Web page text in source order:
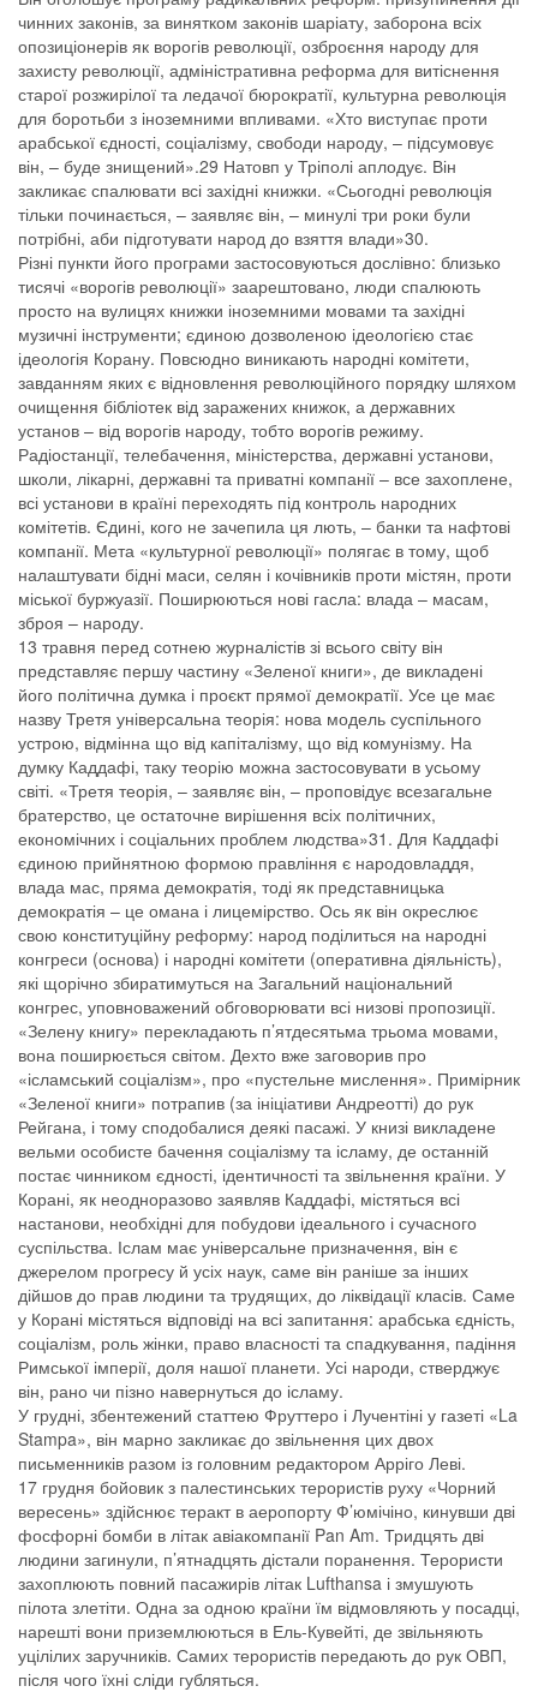
чинних законів, за винятком законів шаріату, заборона всіх
опозиціонерів як ворогів революції, озброєння народу для
захисту революції, адміністративна реформа для витіснення
старої розжирілої та ледачої бюрократії, культурна революція
для боротьби з іноземними впливами. «Хто виступає проти
арабської єдності, соціалізму, свободи народу, – підсумовує
він, – буде знищений».29 Натовп у Тріполі аплодує. Він
закликає спалювати всі західні книжки. «Сьогодні революція
тільки починається, – заявляє він, – минулі три роки були
потрібні, аби підготувати народ до взяття влади»30.
Різні пункти його програми застосовуються дослівно: близько
тисячі «ворогів революції» заарештовано, люди спалюють
просто на вулицях книжки іноземними мовами та західні
музичні інструменти; єдиною дозволеною ідеологією стає
ідеологія Корану. Повсюдно виникають народні комітети,
завданням яких є відновлення революційного порядку шляхом
очищення бібліотек від заражених книжок, а державних
установ – від ворогів народу, тобто ворогів режиму.
Радіостанції, телебачення, міністерства, державні установи,
школи, лікарні, державні та приватні компанії – все захоплене,
всі установи в країні переходять під контроль народних
комітетів. Єдині, кого не зачепила ця лють, – банки та нафтові
компанії. Мета «культурної революції» полягає в тому, щоб
налаштувати бідні маси, селян і кочівників проти містян, проти
міської буржуазії. Поширюються нові гасла: влада – масам,
зброя – народу.
13 травня перед сотнею журналістів зі всього світу він
представляє першу частину «Зеленої книги», де викладені
його політична думка і проєкт прямої демократії. Усе це має
назву Третя універсальна теорія: нова модель суспільного
устрою, відмінна що від капіталізму, що від комунізму. На
думку Каддафі, таку теорію можна застосовувати в усьому
світі. «Третя теорія, – заявляє він, – проповідує всезагальне
братерство, це остаточне вирішення всіх політичних,
економічних і соціальних проблем людства»31. Для Каддафі
єдиною прийнятною формою правління є народовладдя,
влада мас, пряма демократія, тоді як представницька
демократія – це омана і лицемірство. Ось як він окреслює
свою конституційну реформу: народ поділиться на народні
конгреси (основа) і народні комітети (оперативна діяльність),
які щорічно збиратимуться на Загальний національний
конгрес, уповноважений обговорювати всі низові пропозиції.
«Зелену книгу» перекладають п’ятдесятьма трьома мовами,
вона поширюється світом. Дехто вже заговорив про
«ісламський соціалізм», про «пустельне мислення». Примірник
«Зеленої книги» потрапив (за ініціативи Андреотті) до рук
Рейгана, і тому сподобалися деякі пасажі. У книзі викладене
вельми особисте бачення соціалізму та ісламу, де останній
постає чинником єдності, ідентичності та звільнення країни. У
Корані, як неодноразово заявляв Каддафі, містяться всі
настанови, необхідні для побудови ідеального і сучасного
суспільства. Іслам має універсальне призначення, він є
джерелом прогресу й усіх наук, саме він раніше за інших
дійшов до прав людини та трудящих, до ліквідації класів. Саме
у Корані містяться відповіді на всі запитання: арабська єдність,
соціалізм, роль жінки, право власності та спадкування, падіння
Римської імперії, доля нашої планети. Усі народи, стверджує
він, рано чи пізно навернуться до ісламу.
У грудні, збентежений статтею Фруттеро і Лучентіні у газеті «La
Stampa», він марно закликає до звільнення цих двох
письменників разом із головним редактором Арріго Леві.
17 грудня бойовик з палестинських терористів руху «Чорний
вересень» здійснює теракт в аеропорту Ф’юмічіно, кинувши дві
фосфорні бомби в літак авіакомпанії Pan Am. Тридцять дві
людини загинули, п’ятнадцять дістали поранення. Терористи
захоплюють повний пасажирів літак Lufthansa і змушують
пілота злетіти. Одна за одною країни їм відмовляють у посадці,
нарешті вони приземлюються в Ель-Кувейті, де звільняють
уцілілих заручників. Самих терористів передають до рук ОВП,
після чого їхні сліди губляться.